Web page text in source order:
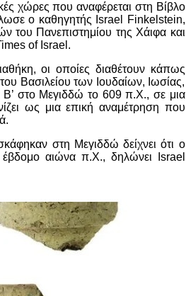
χώρες που αναφέρεται στη Βίβλο
ο καθηγητής Israel Finkelstein,
του Πανεπιστημίου της Χάιφα και
of Israel.
οι οποίες διαθέτουν κάπως
Βασιλείου των Ιουδαίων, Ιωσίας,
Β’ στο Μεγιδδώ το 609 π.Χ., σε μια
ως μια επική αναμέτρηση που
στη Μεγιδδώ δείχνει ότι ο
έβδομο αιώνα π.Χ., δηλώνει Israel